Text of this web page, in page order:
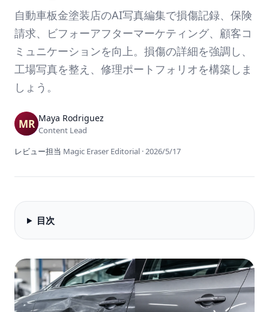
自動車板金塗装店のAI写真編集で損傷記録、保険
請求、ビフォーアフターマーケティング、顧客コ
ミュニケーションを向上。損傷の詳細を強調し、
工場写真を整え、修理ポートフォリオを構築しま
しょう。
Maya Rodriguez
Content Lead
レビュー担当 Magic Eraser Editorial ·2026/5/17
目次